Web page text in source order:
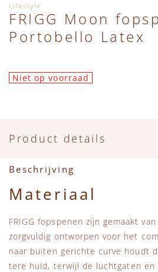
Lifestyle
FRIGG Moon
Portobello Latex
Niet op voorraad
Product details
Beschrijving
Materiaal
FRIGG fopspenen zijn gemaakt
zorgvuldig ontworpen voor het
naar buiten gerichte curve houdt
tere huid, terwijl de luchtgaten en